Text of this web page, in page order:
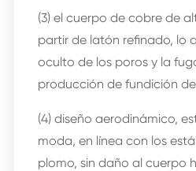
(3) el cuerpo de cobre de
partir de latón refinado, lo
oculto de los poros y la
producción de fundición
(4) diseño aerodinámico,
moda, en línea con los
plomo, sin daño al cuerpo